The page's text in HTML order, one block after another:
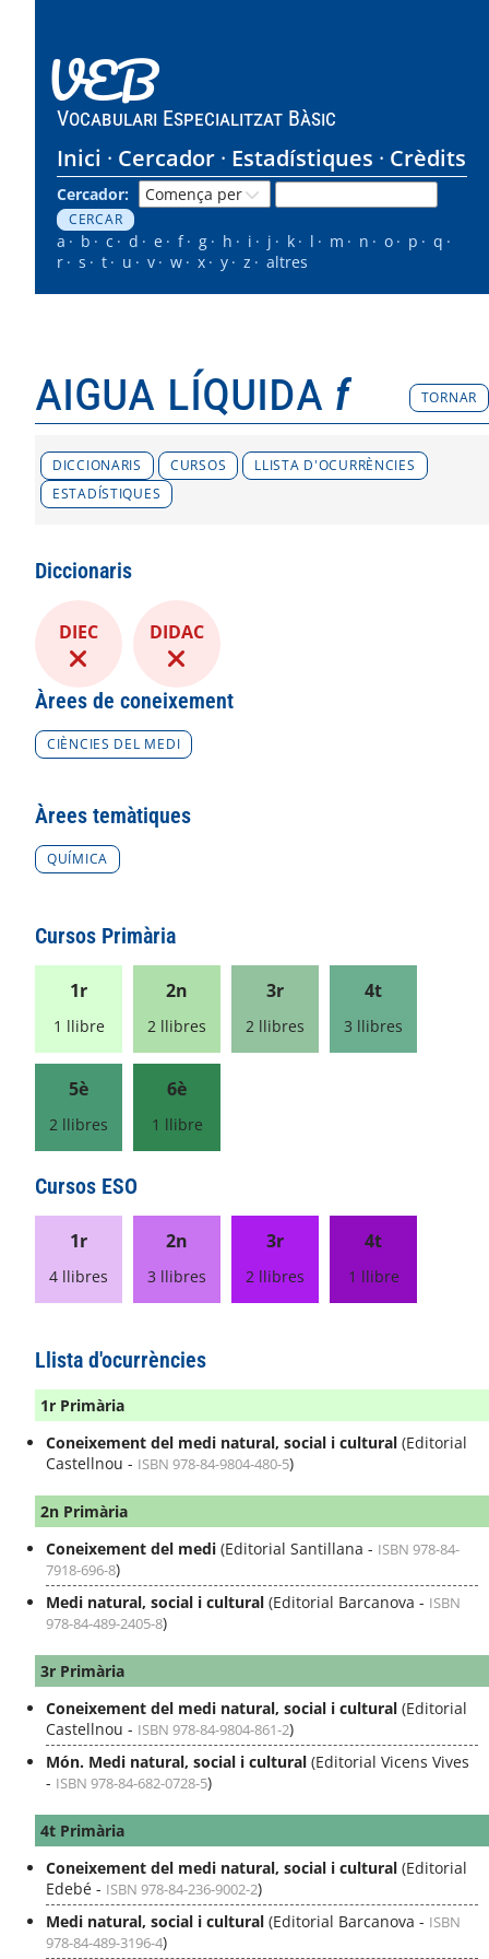
VEB
Vocabulari Especialitzat Bàsic
Inici Cercador Estadístiques Crèdits
Cercador:
a b c d e f g h i j k l m n o p
q
r
s t u v w x y z altres
aigua líquida f TORNAR
DICCIONARIS CURSOS
LLISTA D'OCURRÈNCIES
ESTADÍSTIQUES
Diccionaris
DIEC DIDAC
Àrees de coneixement
CIÈNCIES DEL MEDI
Àrees temàtiques
QUÍMICA
Cursos Primària
1r
1 llibre
2n
2 llibres
3r
2 llibres
4t
3 llibres
5è
2 llibres
6è
1 llibre
Cursos ESO
1r
4 llibres
2n
3 llibres
3r
2 llibres
4t
1 llibre
Llista d'ocurrències
1r Primària
Coneixement del medi natural, social i cultural (Editorial
Castellnou - ISBN 978-84-9804-480-5)
2n Primària
Coneixement del medi (Editorial Santillana - ISBN 978-84-
7918-696-8)
Medi natural, social i cultural (Editorial Barcanova - ISBN
978-84-489-2405-8)
3r Primària
Coneixement del medi natural, social i cultural (Editorial
Castellnou - ISBN 978-84-9804-861-2)
Món. Medi natural, social i cultural (Editorial Vicens Vives
- ISBN 978-84-682-0728-5)
4t Primària
Coneixement del medi natural, social i cultural (Editorial
Edebé - ISBN 978-84-236-9002-2)
Medi natural, social i cultural (Editorial Barcanova - ISBN
978-84-489-3196-4)